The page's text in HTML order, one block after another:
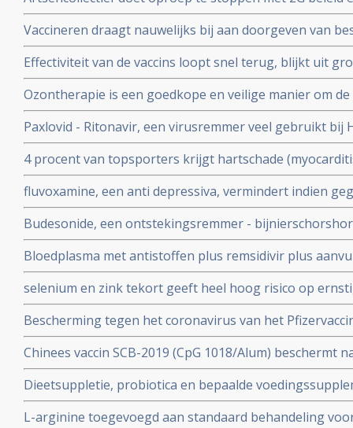
de druk op de zorg te verminderen
Vaccineren draagt nauwelijks bij aan doorgeven van
vaccineren lijkt juist doorgeven van besmettingen en
stimuleren. Bewijst groot internationaal onderzoek in
Effectiviteit van de vaccins loopt snel terug, blijkt uit
onder 800.000 veteranen.
Ozontherapie is een goedkope en veilige manier om
virussen - de overvloedige zwavel bevattende
SARS-CoV-2 aan te pakken en te elimineren
Paxlovid - Ritonavir, een virusremmer veel gebruikt bij
ziekenhuisopname bij kwetsbare coronapatiënten met
tijd wordt ingenomen
4 procent van topsporters krijgt hartschade
na lichte klachten als na ernstige klachten blijkt uit
fluvoxamine, een anti depressiva, vermindert indien
het risico op overlijden met 90 procent door COVID-19
met de ziekte om intensieve medische zorg te krijgen
Budesonide, een ontstekingsremmer -
astmapatienten, blijkt gebruikt als neusspray effectief
coronavirus - Covid-19
Bloedplasma met antistoffen plus remsidivir plus
en aspirine moet president Donald Trump redden van
selenium en zink tekort geeft heel hoog risico op
aan het coronavirus - Covid-19. Blijkt uit nieuw
Bescherming tegen het coronavirus van het
minder. Na 5 maanden is slechts nog 47 procent
Chinees vaccin SCB-2019 (CpG 1018/Alum) beschermt
ziekenhuisopname en overlijden bij alle bekende
Covid-19 blijkt uit SPECTRA fase III studie
Dieetsuppletie, probiotica en bepaalde
of als aanvullende of alleenstaande behandeling van
coronavirus - SARS-CoV-2 - geeft interessante
L-arginine toegevoegd aan standaard behandeling